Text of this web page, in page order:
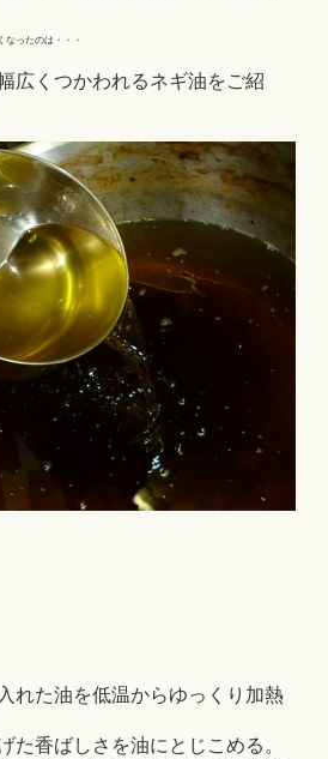
なったのは・・・
広くつかわれるネギ油をご紹
れた油を低温からゆっくり加熱
た香ばしさを油にとじこめる。